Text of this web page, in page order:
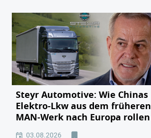
Steyr Automotive: Wie Chinas
Elektro-Lkw aus dem früheren
MAN-Werk nach Europa rollen
03.08.2026